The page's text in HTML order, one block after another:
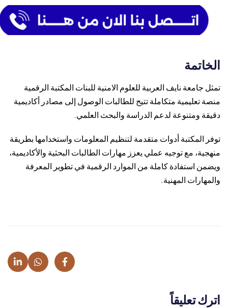
الخاتمة
تمثل جامعة نايف العربية للعلوم الامنية للبنات المكتبة الرقمية
منصة تعليمية متكاملة تتيح للطالبات الوصول إلى مصادر أكاديمية
دقيقة ومتنوعة لدعم الدراسة والبحث العلمي.
توفر المكتبة أدوات متقدمة لتنظيم المعلومات واستخدامها بطريقة
منهجية، مع توجيه عملي يعزز مهارات الطالبات البحثية والأكاديمية،
ويضمن استفادة كاملة من الموارد الرقمية في تطوير المعرفة
والمهارات المهنية.
اترك تعليقاً